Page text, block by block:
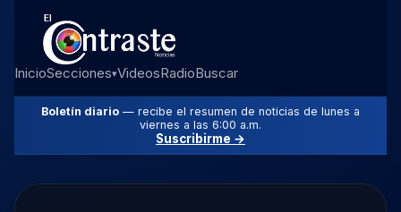
InicioSecciones▾VideosRadioBuscar
Boletín diario — recibe el resumen de noticias de lunes a
viernes a las 6:00 a.m.
Suscribirme →